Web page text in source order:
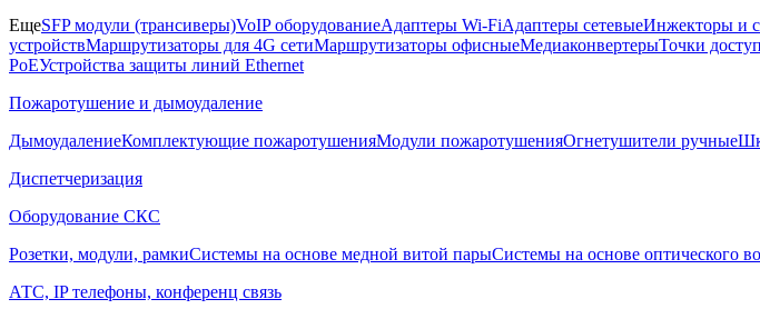
ЕщеSFP модули (трансиверы)VoIP оборудованиеАдаптеры Wi-FiАдаптеры сетевыеИнжекторы и
устройствМаршрутизаторы для 4G сетиМаршрутизаторы офисныеМедиаконвертерыТочки
PoEУстройства защиты линий Ethernet
Пожаротушение и дымоудаление
ДымоудалениеКомплектующие пожаротушенияМодули пожаротушенияОгнетушители ручные
Диспетчеризация
Оборудование СКС
Розетки, модули, рамкиСистемы на основе медной витой парыСистемы на основе оптического
АТС, IP телефоны, конференц связь